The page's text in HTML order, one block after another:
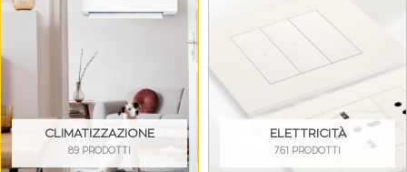
CLIMATIZZAZIONE
89 PRODOTTI
ELETTRICITÀ
761 PRODOTTI